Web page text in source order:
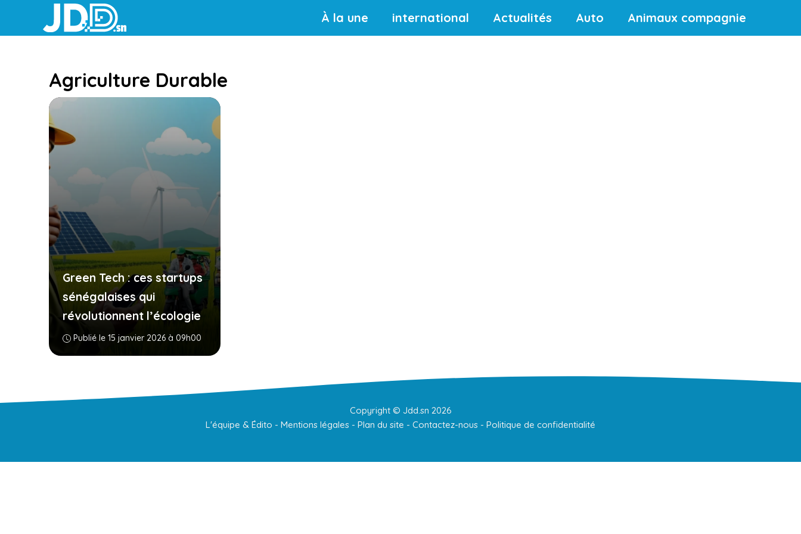
À la une international Actualités Auto Animaux compagnie
Agriculture Durable
Green Tech : ces startups
sénégalaises qui
révolutionnent l’écologie
Publié le 15 janvier 2026 à 09h00
Copyright © Jdd.sn 2026
L'équipe & Édito - Mentions légales - Plan du site - Contactez-nous - Politique de confidentialité